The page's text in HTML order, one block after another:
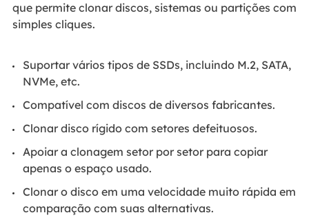
que permite clonar discos, sistemas ou partições com
simples cliques.
Suportar vários tipos de SSDs, incluindo M.2, SATA,
NVMe, etc.
Compatível com discos de diversos fabricantes.
Clonar disco rígido com setores defeituosos.
Apoiar a clonagem setor por setor para copiar
apenas o espaço usado.
Clonar o disco em uma velocidade muito rápida em
comparação com suas alternativas.